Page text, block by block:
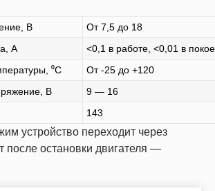
В
От 7,5 до 18
А
<0,1 в работе, <0,01 в покое
⁰С
От -25 до +120
В
9 — 16
143
устройство переходит через
после остановки двигателя —